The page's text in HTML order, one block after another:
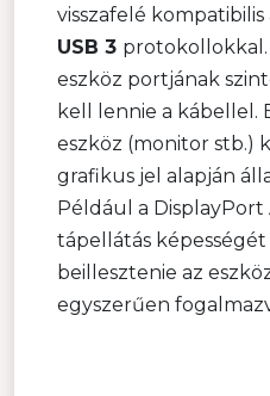
visszafelé
USB 3
eszköz portjának
kell lennie a kábellel.
eszköz (monitor stb.)
grafikus jel alapján
Például a DisplayPort
tápellátás képességét
beillesztenie az
egyszerűen